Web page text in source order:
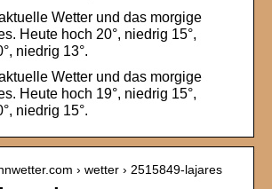
Wetter und das morgige
Heute hoch 20°, niedrig 15°,
niedrig 13°.
Wetter und das morgige
Heute hoch 19°, niedrig 15°,
niedrig 15°.
› wetter › 2515849-lajares